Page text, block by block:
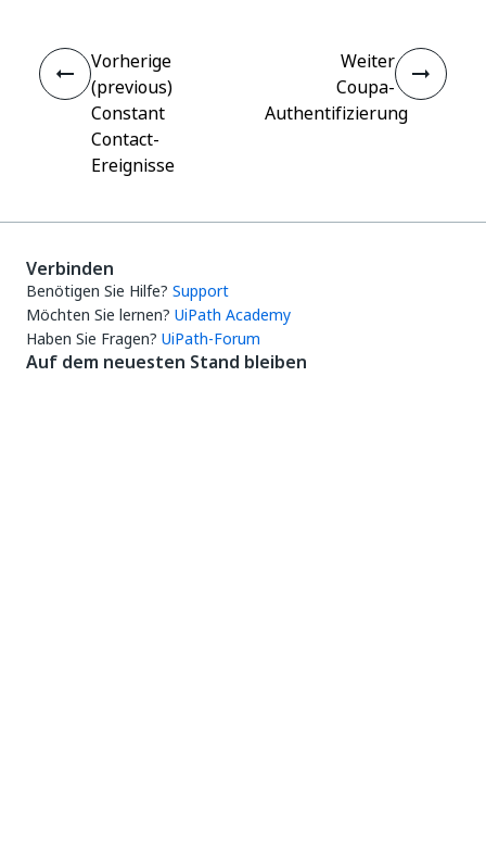
Vorherige
(previous)
Constant
Contact-
Ereignisse
Weiter
Coupa-
Authentifizierung
Verbinden
Benötigen Sie Hilfe? Support
Möchten Sie lernen? UiPath Academy
Haben Sie Fragen? UiPath-Forum
Auf dem neuesten Stand bleiben